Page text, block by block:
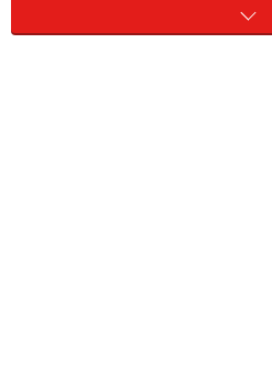
食事が面倒になりすぎると、